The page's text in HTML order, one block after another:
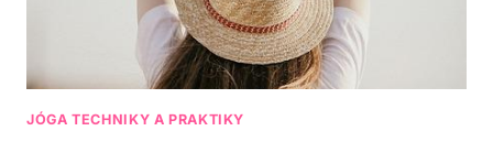
JÓGA TECHNIKY A PRAKTIKY